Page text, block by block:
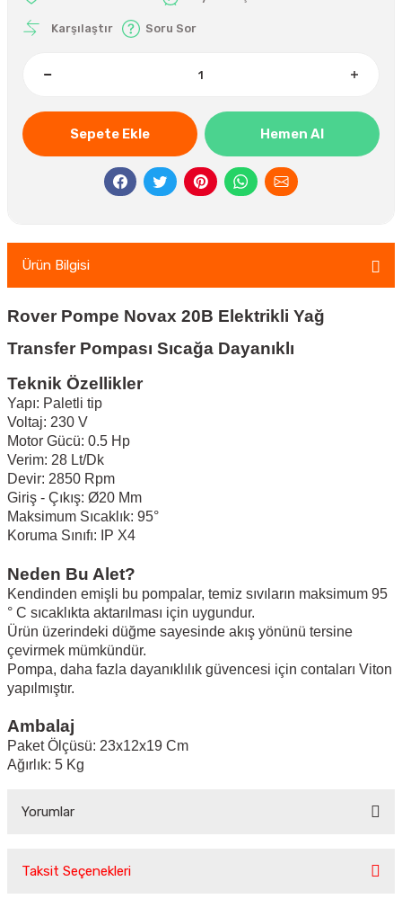
Karşılaştır Soru Sor
Sepete Ekle Hemen Al
Ürün Bilgisi
Rover Pompe Novax 20B Elektrikli Yağ
Transfer Pompası Sıcağa Dayanıklı
Teknik Özellikler
Yapı: Paletli tip
Voltaj: 230 V
Motor Gücü: 0.5 Hp
Verim: 28 Lt/Dk
Devir: 2850 Rpm
Giriş - Çıkış: Ø20 Mm
Maksimum Sıcaklık: 95°
Koruma Sınıfı: IP X4
Neden Bu Alet?
Kendinden emişli bu pompalar, temiz sıvıların maksimum 95
° C sıcaklıkta aktarılması için uygundur.
Ürün üzerindeki düğme sayesinde akış yönünü tersine
çevirmek mümkündür.
Pompa, daha fazla dayanıklılık güvencesi için contaları Viton
yapılmıştır.
Ambalaj
Paket Ölçüsü: 23x12x19 Cm
Ağırlık: 5 Kg
Yorumlar
Taksit Seçenekleri